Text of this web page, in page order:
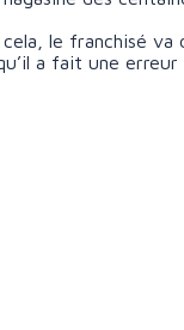
le franchisé va
a fait une erreur